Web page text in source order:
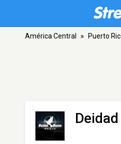
América Central » Puerto